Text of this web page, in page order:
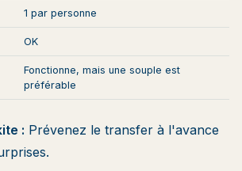
1 par personne
OK
Fonctionne, mais une souple est
préférable
: Prévenez le transfer à l'avance